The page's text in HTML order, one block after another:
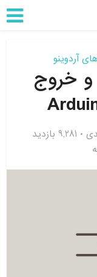
آردوینو
و خروج
9,281 بازدید